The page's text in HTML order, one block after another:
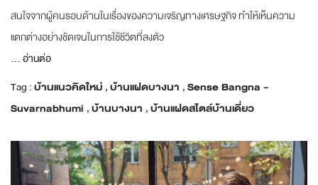
สนใจจากผู้คนรอบด้านในเรื่องของความเจริญทางเศรษฐกิจ ทำให้เห็นความ
แตกต่างอย่างชัดเจนในการใช้ชีวิตที่ลงตัว
... อ่านต่อ
Tag :บ้านแนวคิดใหม่ ,บ้านแฝดบางนา ,Sense Bangna -
Suvarnabhumi ,บ้านบางนา ,บ้านแฝดสไตล์บ้านเดี่ยว